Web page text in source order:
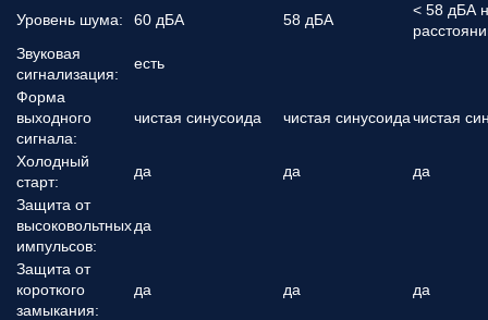
Уровень шума: 60 дБА 58 дБА
< 58 дБА
Звуковая
сигнализация:
есть
Форма
выходного
сигнала:
чистая синусоида чистая синусоидачистая
Холодный
старт:
да да
да
Защита от
высоковольтных
импульсов:
да
Защита от
короткого
замыкания:
да да да